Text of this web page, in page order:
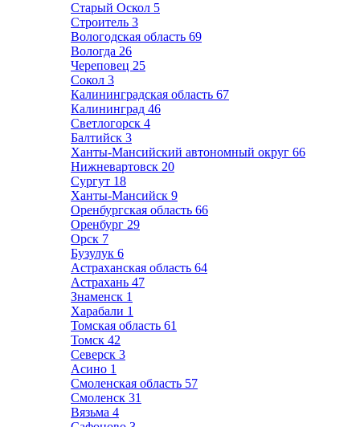
Старый Оскол 5
Строитель 3
Вологодская область 69
Вологда 26
Череповец 25
Сокол 3
Калининградская область 67
Калининград 46
Светлогорск 4
Балтийск 3
Ханты-Мансийский автономный округ 66
Нижневартовск 20
Сургут 18
Ханты-Мансийск 9
Оренбургская область 66
Оренбург 29
Орск 7
Бузулук 6
Астраханская область 64
Астрахань 47
Знаменск 1
Харабали 1
Томская область 61
Томск 42
Северск 3
Асино 1
Смоленская область 57
Смоленск 31
Вязьма 4